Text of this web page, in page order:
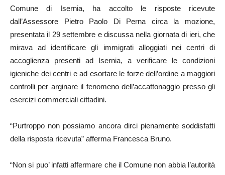
Comune di Isernia, ha accolto le risposte ricevute
dall’Assessore Pietro Paolo Di Perna circa la mozione,
presentata il 29 settembre e discussa nella giornata di ieri, che
mirava ad identificare gli immigrati alloggiati nei centri di
accoglienza presenti ad Isernia, a verificare le condizioni
igieniche dei centri e ad esortare le forze dell’ordine a maggiori
controlli per arginare il fenomeno dell’accattonaggio presso gli
esercizi commerciali cittadini.
“Purtroppo non possiamo ancora dirci pienamente soddisfatti
della risposta ricevuta” afferma Francesca Bruno.
“Non si puo’ infatti affermare che il Comune non abbia l’autorità